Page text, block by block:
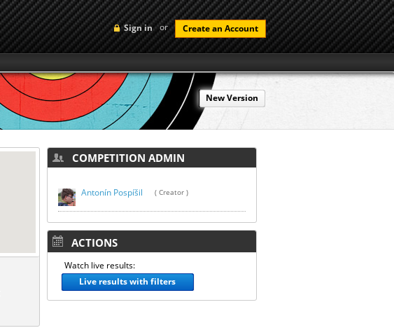
Sign in or Create an Account
New Version
COMPETITION ADMIN
Antonín Pospíšil ( Creator )
ACTIONS
Watch live results:
Live results with filters